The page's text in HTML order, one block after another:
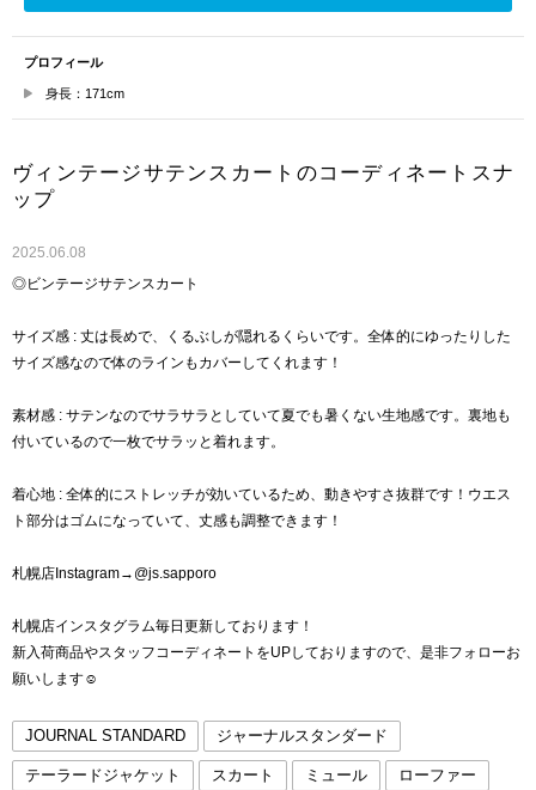
プロフィール
身長：171cm
ヴィンテージサテンスカートのコーディネートスナ
ップ
2025.06.08
◎ビンテージサテンスカート
サイズ感 : 丈は長めで、くるぶしが隠れるくらいです。全体的にゆったりした
サイズ感なので体のラインもカバーしてくれます！
素材感 : サテンなのでサラサラとしていて夏でも暑くない生地感です。裏地も
付いているので一枚でサラッと着れます。
着心地 : 全体的にストレッチが効いているため、動きやすさ抜群です！ウエス
ト部分はゴムになっていて、丈感も調整できます！
札幌店Instagram→@js.sapporo
札幌店インスタグラム毎日更新しております！
新入荷商品やスタッフコーディネートをUPしておりますので、是非フォローお
願いします☺︎
JOURNAL STANDARD ジャーナルスタンダード
テーラードジャケット スカート ミュール ローファー